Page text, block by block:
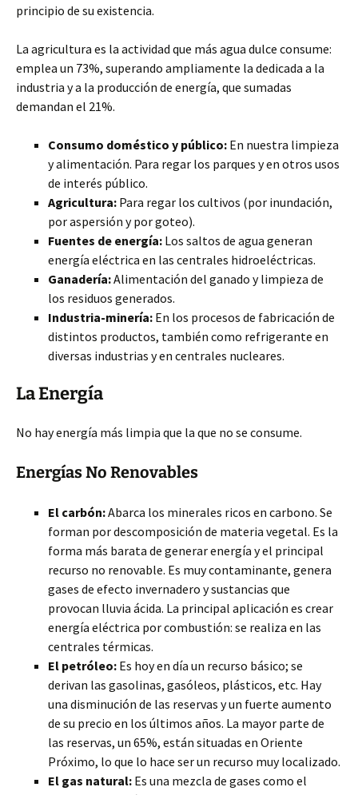
principio de su existencia.
La agricultura es la actividad que más agua dulce consume:
emplea un 73%, superando ampliamente la dedicada a la
industria y a la producción de energía, que sumadas
demandan el 21%.
Consumo doméstico y público: En nuestra limpieza
y alimentación. Para regar los parques y en otros usos
de interés público.
Agricultura: Para regar los cultivos (por inundación,
por aspersión y por goteo).
Fuentes de energía: Los saltos de agua generan
energía eléctrica en las centrales hidroeléctricas.
Ganadería:Alimentación del ganado y limpieza de
los residuos generados.
Industria-minería: En los procesos de fabricación de
distintos productos, también como refrigerante en
diversas industrias y en centrales nucleares.
La Energía
No hay energía más limpia que la que no se consume.
Energías No Renovables
El carbón:Abarca los minerales ricos en carbono. Se
forman por descomposición de materia vegetal. Es la
forma más barata de generar energía y el principal
recurso no renovable. Es muy contaminante, genera
gases de efecto invernadero y sustancias que
provocan lluvia ácida. La principal aplicación es crear
energía eléctrica por combustión: se realiza en las
centrales térmicas.
El petróleo: Es hoy en día un recurso básico; se
derivan las gasolinas, gasóleos, plásticos, etc. Hay
una disminución de las reservas y un fuerte aumento
de su precio en los últimos años. La mayor parte de
las reservas, un 65%, están situadas en Oriente
Próximo, lo que lo hace ser un recurso muy localizado.
El gas natural: Es una mezcla de gases como el